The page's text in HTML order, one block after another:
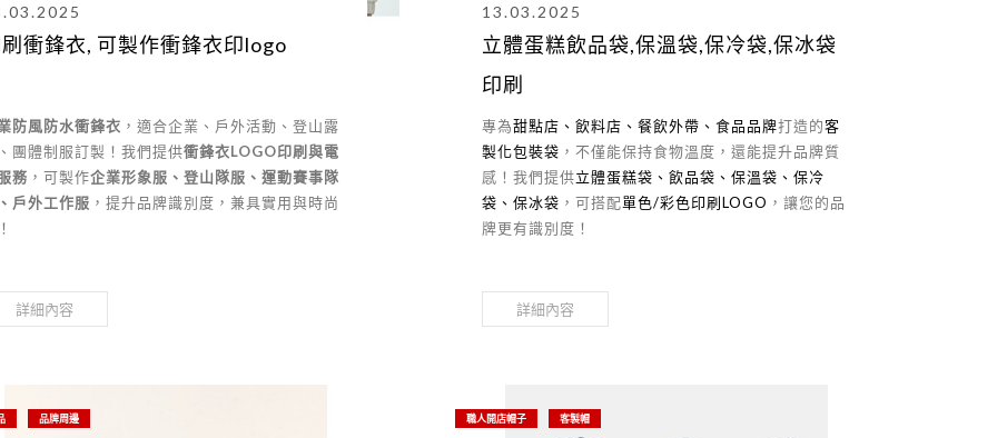
戶外活動、登山露營、團體制服訂
製！我們提供衝鋒衣LOGO印刷與
服，提升品牌識別度，兼具實用與
時尚感！
衝鋒衣, 可製作衝鋒衣印logo
防風防水衝鋒衣 ，適合企業、戶外活動、登山露
團體制服訂製！我們提供衝鋒衣LOGO印刷與電
務 ，可製作企業形象服、登山隊服、運動賽事隊
戶外工作服 ，提升品牌識別度，兼具實用與時尚
詳細內容
13.03.2025
立體蛋糕飲品袋,保溫袋,保冷袋,保冰袋
印刷
專為甜點店、飲料店、餐飲外帶、食品品牌打造的客
製化包裝袋 ，不僅能保持食物溫度，還能提升品牌質
感！我們提供立體蛋糕袋、飲品袋、保溫袋、保冷
袋、保冰袋 ，可搭配單色/彩色印刷LOGO ，讓您的品
牌更有識別度！
詳細內容
品牌周邊 職人開店帽子 客製帽